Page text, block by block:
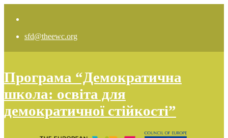
sfd@theewc.org
Програма “Демократична
школа: освіта для
демократичної стійкості”